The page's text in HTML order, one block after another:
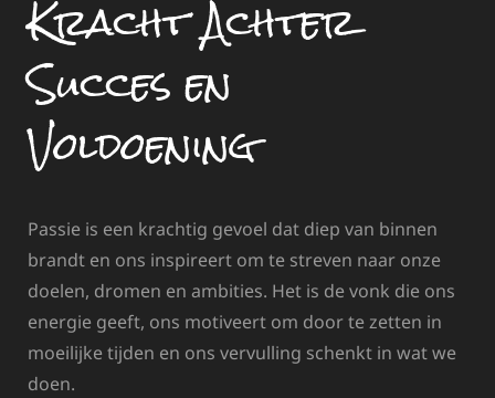
Kracht Achter
Succes en
Voldoening
Passie is een krachtig gevoel dat diep van binnen
brandt en ons inspireert om te streven naar onze
doelen, dromen en ambities. Het is de vonk die ons
energie geeft, ons motiveert om door te zetten in
moeilijke tijden en ons vervulling schenkt in wat we
doen.